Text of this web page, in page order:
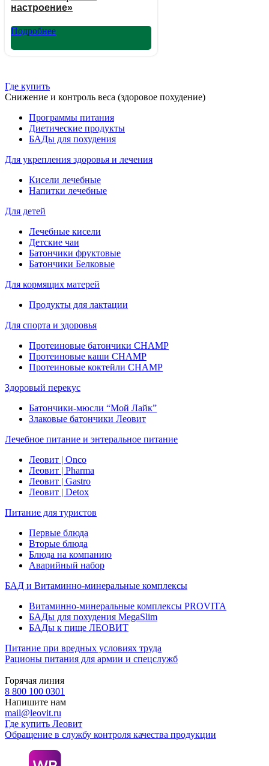
настроение»
Подробнее
Где купить
Снижение и контроль веса (здоровое похудение)
Программы питания
Диетические продукты
БАДы для похудения
Для укрепления здоровья и лечения
Кисели лечебные
Напитки лечебные
Для детей
Лечебные кисели
Детские чаи
Батончики фруктовые
Батончики Белковые
Для кормящих матерей
Продукты для лактации
Для спорта и здоровья
Протеиновые батончики CHAMP
Протеиновые каши CHAMP
Протеиновые коктейли CHAMP
Здоровый перекус
Батончики-мюсли “Мой Лайк”
Злаковые батончики Леовит
Лечебное питание и энтеральное питание
Леовит | Onco
Леовит | Pharma
Леовит | Gastro
Леовит | Detox
Питание для туристов
Первые блюда
Вторые блюда
Блюда на компанию
Аварийный набор
БАД и Витаминно-минеральные комплексы
Витаминно-минеральные комплексы PROVITA
БАДы для похудения MegaSlim
БАДы к пище ЛЕОВИТ
Питание при вредных условиях труда
Рационы питания для армии и спецслужб
Горячая линия
8 800 100 0301
Напишите нам
mail@leovit.ru
Где купить Леовит
Обращение в службу контроля качества продукции